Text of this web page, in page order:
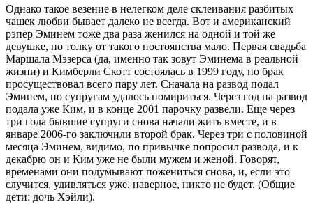
Однако такое везение в нелегком деле склеивания разбитых
чашек любви бывает далеко не всегда. Вот и американский
рэпер Эминем тоже два раза женился на одной и той же
девушке, но толку от такого постоянства мало. Первая свадьба
Маршала Мэзерса (да, именно так зовут Эминема в реальной
жизни) и Кимберли Скотт состоялась в 1999 году, но брак
просуществовал всего пару лет. Сначала на развод подал
Эминем, но супругам удалось помириться. Через год на развод
подала уже Ким, и в конце 2001 парочку развели. Еще через
три года бывшие супруги снова начали жить вместе, и в
январе 2006-го заключили второй брак. Через три с половиной
месяца Эминем, видимо, по привычке попросил развода, и к
декабрю он и Ким уже не были мужем и женой. Говорят,
временами они подумывают пожениться снова, и, если это
случится, удивляться уже, наверное, никто не будет. (Общие
дети: дочь Хэйли).